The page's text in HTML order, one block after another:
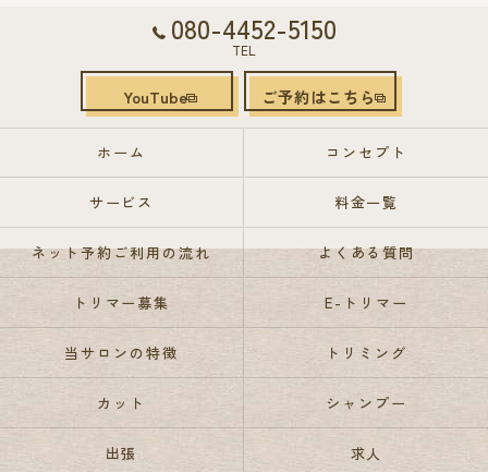
080-4452-5150
TEL
YouTube ご予約はこちら
ホーム コンセプト
サービス 料金一覧
ネット予約ご利用の流れ よくある質問
トリマー募集 E-トリマー
当サロンの特徴 トリミング
カット シャンプー
出張 求人